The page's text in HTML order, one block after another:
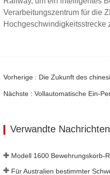
Verwandte Nachrichten